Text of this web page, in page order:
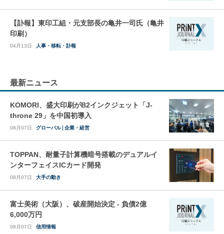
【訃報】東印工組・元支部長の亀井一司氏（亀井
印刷）
04月13日 人事・移転・訃報
最新ニュース
KOMORI、盛大印刷がB2インクジェット「J-
throne 29」を中国初導入
08月07日 グローバル 企業・経営
TOPPAN、耐量子計算機暗号搭載のデュアルイ
ンターフェイスICカード開発
08月07日 大手の動き
富士美術（大阪）、破産開始決定 - 負債2億
6,000万円
08月07日 信用情報